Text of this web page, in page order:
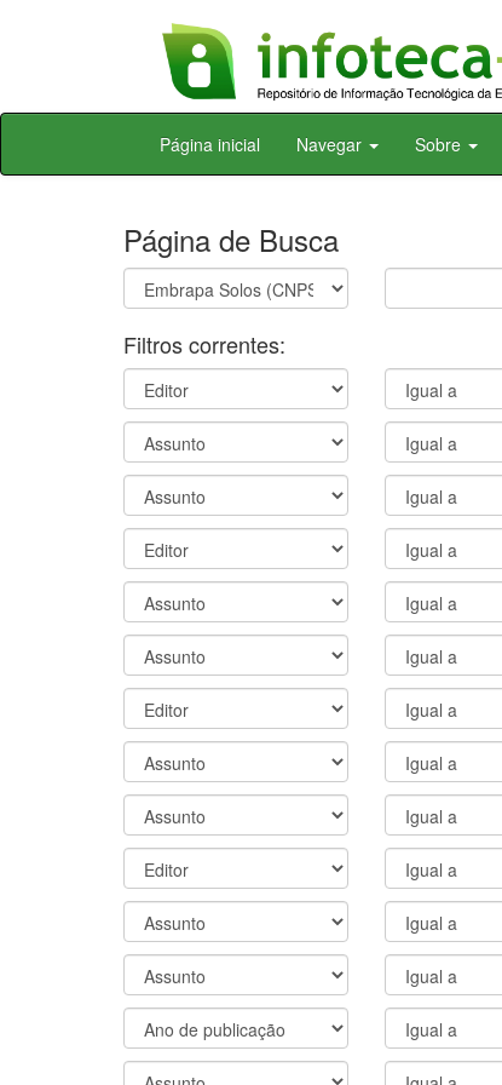
Skip
Página inicial Navegar Sobre
Página de Busca
Filtros correntes: